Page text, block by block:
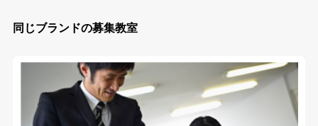
同じブランドの募集教室